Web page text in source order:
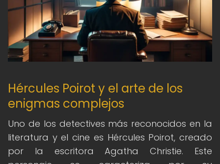
Hércules Poirot y el arte de los
enigmas complejos
Uno de los detectives más reconocidos en la
literatura y el cine es Hércules Poirot, creado
por la escritora Agatha Christie. Este